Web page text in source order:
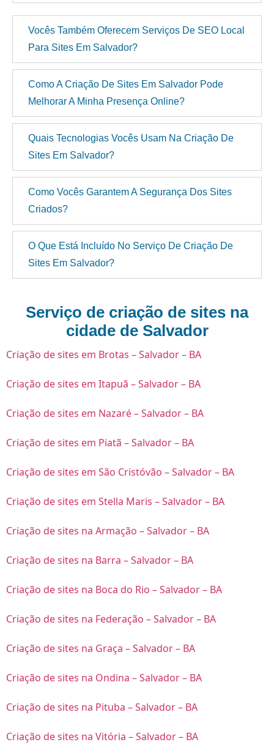
Vocês Também Oferecem Serviços De SEO Local
Para Sites Em Salvador?
Como A Criação De Sites Em Salvador Pode
Melhorar A Minha Presença Online?
Quais Tecnologias Vocês Usam Na Criação De
Sites Em Salvador?
Como Vocês Garantem A Segurança Dos Sites
Criados?
O Que Está Incluído No Serviço De Criação De
Sites Em Salvador?
Serviço de criação de sites na
cidade de Salvador
Criação de sites em Brotas – Salvador – BA
Criação de sites em Itapuã – Salvador – BA
Criação de sites em Nazaré – Salvador – BA
Criação de sites em Piatã – Salvador – BA
Criação de sites em São Cristóvão – Salvador – BA
Criação de sites em Stella Maris – Salvador – BA
Criação de sites na Armação – Salvador – BA
Criação de sites na Barra – Salvador – BA
Criação de sites na Boca do Rio – Salvador – BA
Criação de sites na Federação – Salvador – BA
Criação de sites na Graça – Salvador – BA
Criação de sites na Ondina – Salvador – BA
Criação de sites na Pituba – Salvador – BA
Criação de sites na Vitória – Salvador – BA